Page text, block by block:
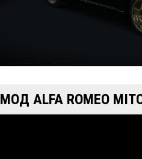
МОД ALFA ROMEO